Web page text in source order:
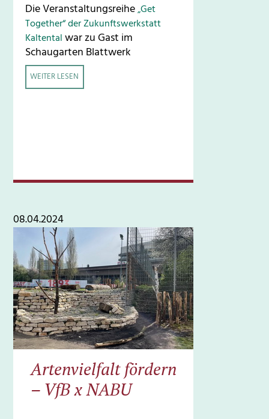
Die Veranstaltungsreihe„Get
Together“ der Zukunftswerkstatt
Kaltentalwar zu Gast im
Schaugarten Blattwerk
WEITER LESEN
08.04.2024
Artenvielfalt fördern
– VfB x NABU